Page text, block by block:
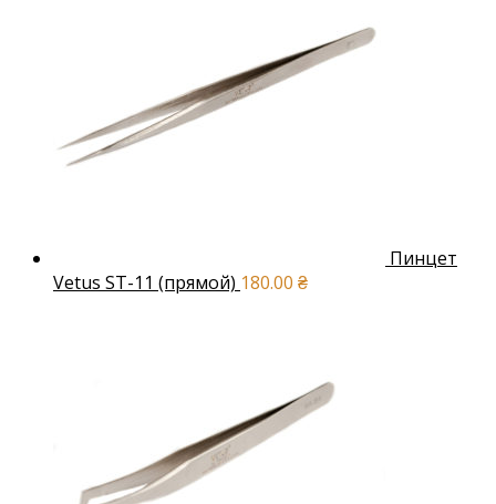
Пинцет
Vetus ST-11 (прямой) 180.00 ₴